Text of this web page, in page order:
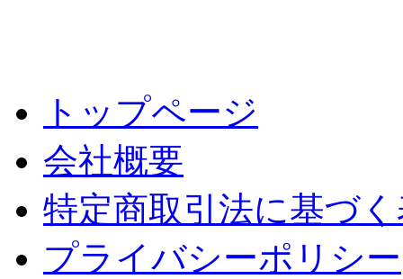
トップページ
会社概要
特定商取引法に基づ
プライバシーポリシー